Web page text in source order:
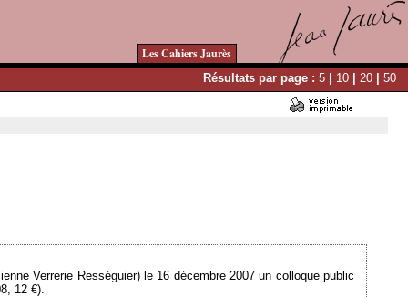
Les Cahiers Jaurès
Résultats par page : 5 | 10 | 20 | 50
Verrerie Rességuier) le 16 décembre 2007 un colloque public
12 €).